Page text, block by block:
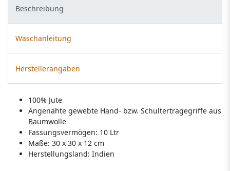
Beschreibung
Waschanleitung
Herstellerangaben
100% Jute
Angenähte gewebte Hand- bzw. Schultertragegriffe aus
Baumwolle
Fassungsvermögen: 10 Ltr
Maße: 30 x 30 x 12 cm
Herstellungsland: Indien